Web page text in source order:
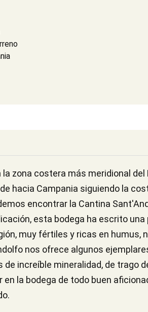
zona costera más meridional del
hacia Campania siguiendo la
encontrar la Cantina
esta bodega ha escrito
muy fértiles y ricas en humus,
nos ofrece algunos
increíble mineralidad, de trago
la bodega de todo buen